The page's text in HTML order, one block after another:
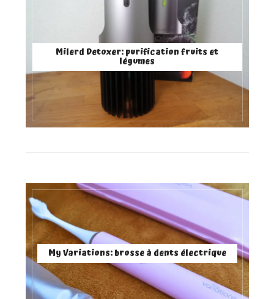
Milerd Detoxer: purification fruits et
légumes
My Variations: brosse à dents électrique